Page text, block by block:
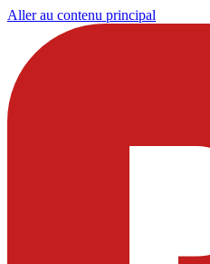
Aller au contenu principal